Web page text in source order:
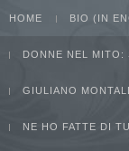
HOME BIO (IN
DONNE NEL MITO:
GIULIANO
NE HO FATTE DI